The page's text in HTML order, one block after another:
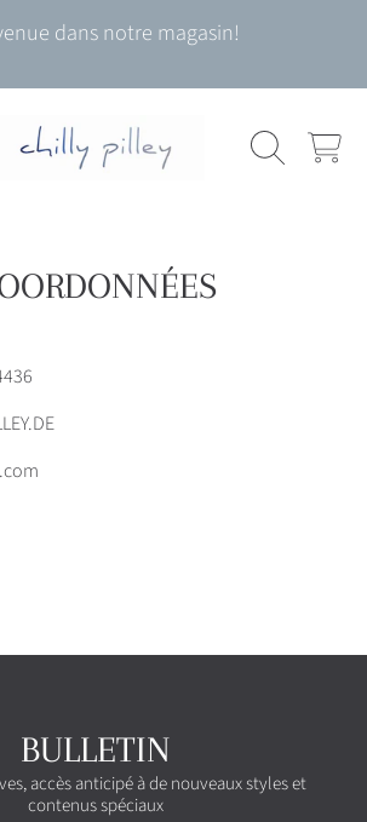
dans notre magasin!
CHARIOT
BULLETIN
accès anticipé à de nouveaux styles et
contenus spéciaux